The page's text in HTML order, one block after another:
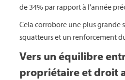
de 34% par rapport à l'année
Cela corrobore une plus grande
squatteurs et un renforcement
Vers un équilibre
propriétaire et droit